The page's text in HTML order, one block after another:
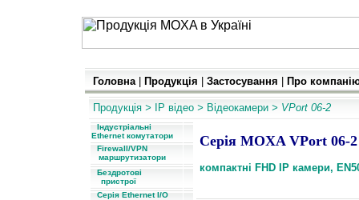
Головна| Продукція Застосування Про
Продукція > IP відео > Відеокамери > VPort 06-2
Індустріальні
Ethernet комутатори
Firewall/VPN
маршрутизатори
Бездротові
пристрої
Серія Ethernet I/O
Серія MOXA VPort 06-
компактні FHD IP камери,